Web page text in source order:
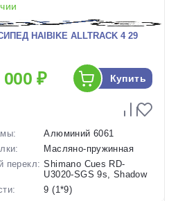
HAIBIKE ALLTRACK 4 29
000 ₽ Купить
Алюминий 6061
Масляно-пружинная
перекл: Shimano Cues RD-
U3020-SGS 9s, Shadow
9 (1*9)